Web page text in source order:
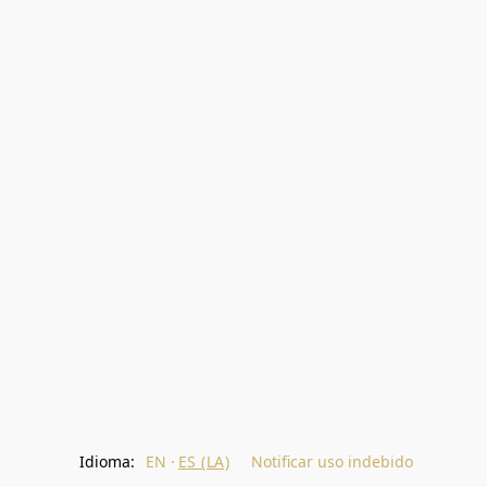
Idioma: EN ES (LA) Notificar uso indebido